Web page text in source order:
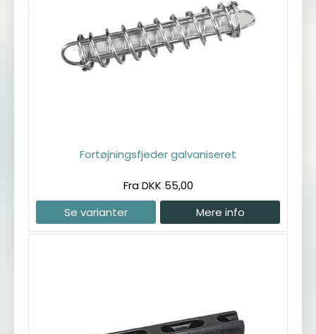
Fortøjningsfjeder galvaniseret
Fra DKK 55,00
Se varianter
Mere info